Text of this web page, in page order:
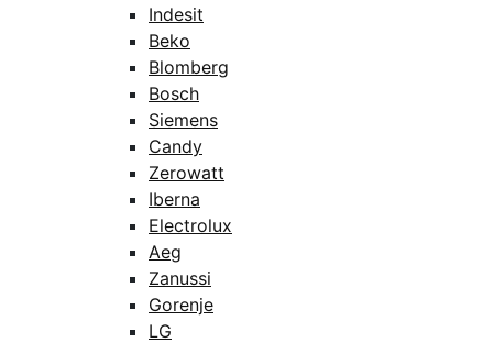
Indesit
Beko
Blomberg
Bosch
Siemens
Candy
Zerowatt
Iberna
Electrolux
Aeg
Zanussi
Gorenje
LG